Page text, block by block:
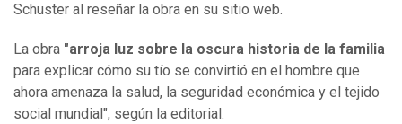
Schuster al reseñar la obra en su sitio web.
La obra "arroja luz sobre la oscura historia de la familia
para explicar cómo su tío se convirtió en el hombre que
ahora amenaza la salud, la seguridad económica y el tejido
social mundial", según la editorial.